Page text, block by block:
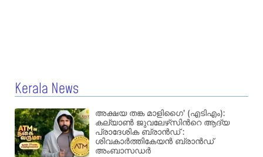
Kerala News
അക്ഷയ തങ്ക മാളിഗൈ’ (എടിഎം):
കല്യാണ്‍ ജുവലേഴ്‌സിന്‍റെ ആദ്യ
പ്രാദേശിക ബ്രാന്‍ഡ് :
ശിവകാര്‍ത്തികേയന്‍ ബ്രാന്‍ഡ്
അംബാസഡര്‍